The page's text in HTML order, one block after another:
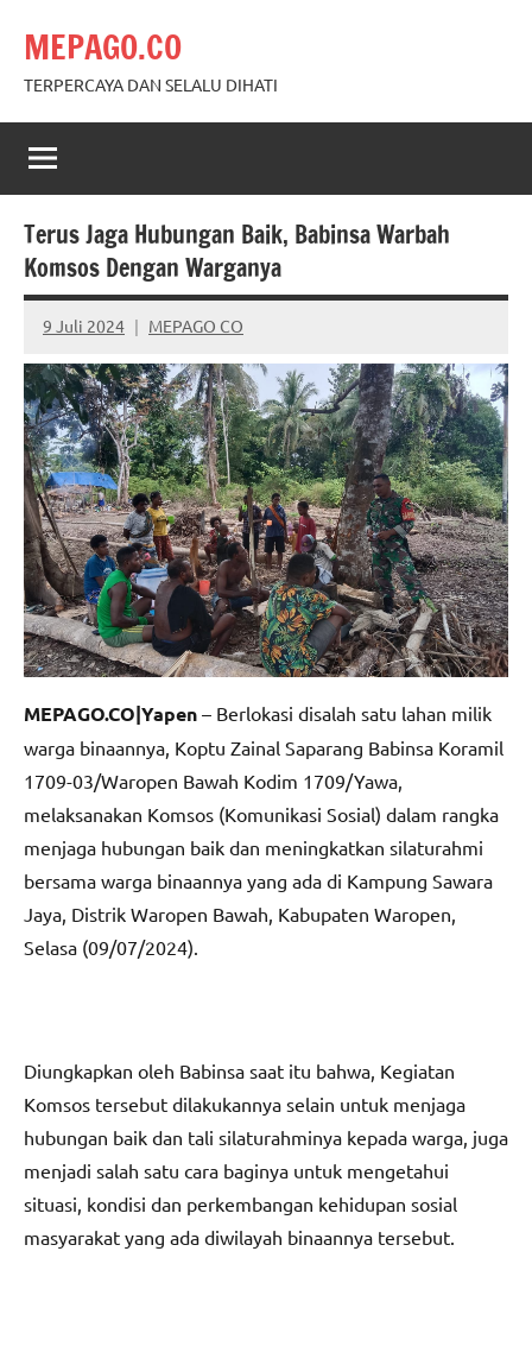
content
MEPAGO.CO
TERPERCAYA DAN SELALU DIHATI
Terus Jaga Hubungan Baik, Babinsa Warbah
Komsos Dengan Warganya
9 Juli 2024 MEPAGO CO
No
comments
MEPAGO.CO|Yapen – Berlokasi disalah satu lahan milik
warga binaannya, Koptu Zainal Saparang Babinsa Koramil
1709-03/Waropen Bawah Kodim 1709/Yawa,
melaksanakan Komsos (Komunikasi Sosial) dalam rangka
menjaga hubungan baik dan meningkatkan silaturahmi
bersama warga binaannya yang ada di Kampung Sawara
Jaya, Distrik Waropen Bawah, Kabupaten Waropen,
Selasa (09/07/2024).
Diungkapkan oleh Babinsa saat itu bahwa, Kegiatan
Komsos tersebut dilakukannya selain untuk menjaga
hubungan baik dan tali silaturahminya kepada warga, juga
menjadi salah satu cara baginya untuk mengetahui
situasi, kondisi dan perkembangan kehidupan sosial
masyarakat yang ada diwilayah binaannya tersebut.